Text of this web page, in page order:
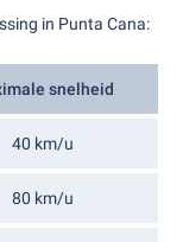
in Punta Cana:
snelheid
40 km/u
80 km/u